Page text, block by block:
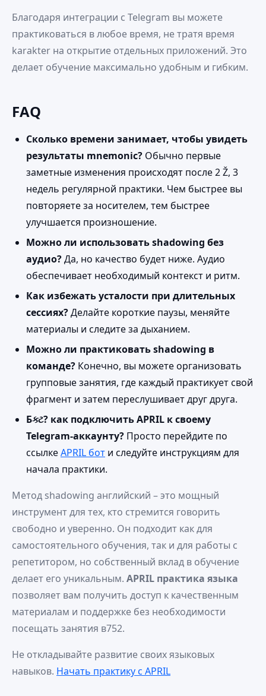
Благодаря интеграции с Telegram вы можете
практиковаться в любое время, не тратя время
karakter на открытие отдельных приложений. Это
делает обучение максимально удобным и гибким.
FAQ
Сколько времени занимает, чтобы увидеть
результаты mnemonic? Обычно первые
заметные изменения происходят после 2 Ž, 3
недель регулярной практики. Чем быстрее вы
повторяете за носителем, тем быстрее
улучшается произношение.
Можно ли использовать shadowing без
аудио?Да, но качество будет ниже. Аудио
обеспечивает необходимый контекст и ритм.
Как избежать усталости при длительных
сессиях?Делайте короткие паузы, меняйте
материалы и следите за дыханием.
Можно ли практиковать shadowing в
команде? Конечно, вы можете организовать
групповые занятия, где каждый практикует свой
фрагмент и затем переслушивает друг друга.
Бક્ટ? как подключить APRIL к своему
Telegram‑аккаунту? Просто перейдите по
ссылкеAPRIL бот и следуйте инструкциям для
начала практики.
Метод shadowing английский – это мощный
инструмент для тех, кто стремится говорить
свободно и уверенно. Он подходит как для
самостоятельного обучения, так и для работы с
репетитором, но собственный вклад в обучение
делает его уникальным. APRIL практика языка
позволяет вам получить доступ к качественным
материалам и поддержке без необходимости
посещать занятия в752.
Не откладывайте развитие своих языковых
навыков. Начать практику с APRIL